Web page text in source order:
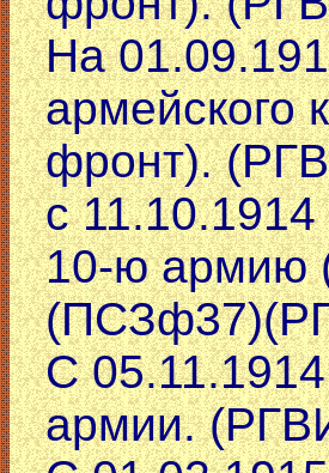
На
армейского
фронт).
с 11.10.1914
10-ю армию
С 05.11.1914
армии.